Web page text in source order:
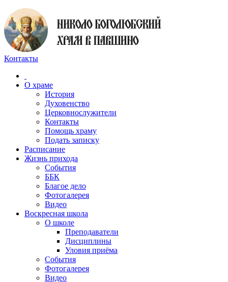
Контакты
О храме
История
Духовенство
Церковнослужители
Контакты
Помощь храму
Подать записку
Расписание
Жизнь прихода
События
ББК
Благое дело
Фотогалерея
Видео
Воскресная школа
О школе
Преподаватели
Дисциплины
Уловия приёма
События
Фотогалерея
Видео